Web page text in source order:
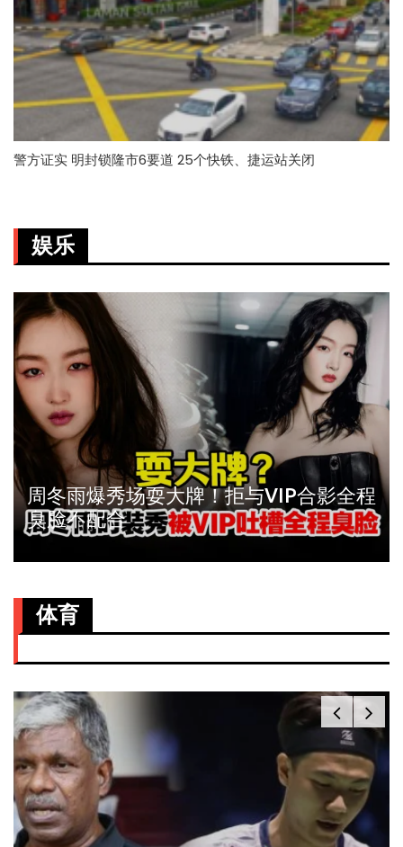
警方证实 明封锁隆市6要道 25个快铁、捷运站关闭
娱乐
《唐人街探案》第二季定档！邱泽尚语
贤携手破案
体育